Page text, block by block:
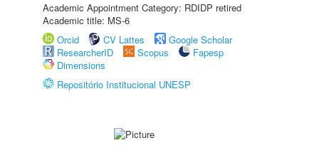
Academic Appointment Category: RDIDP retired
Academic title: MS-6
Orcid
CV Lattes
Google Scholar
ResearcherID
Scopus
Fapesp
Dimensions
Repositório Institucional UNESP